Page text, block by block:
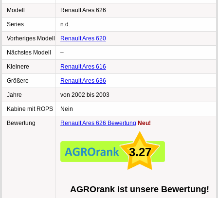
Modell Renault Ares 626
Series n.d.
Vorheriges Modell Renault Ares 620
Nächstes Modell –
Kleinere Renault Ares 616
Größere Renault Ares 636
Jahre von 2002 bis 2003
Kabine mit ROPS Nein
Bewertung Renault Ares 626 Bewertung Neu!
3.27
AGROrank ist unsere Bewertung!